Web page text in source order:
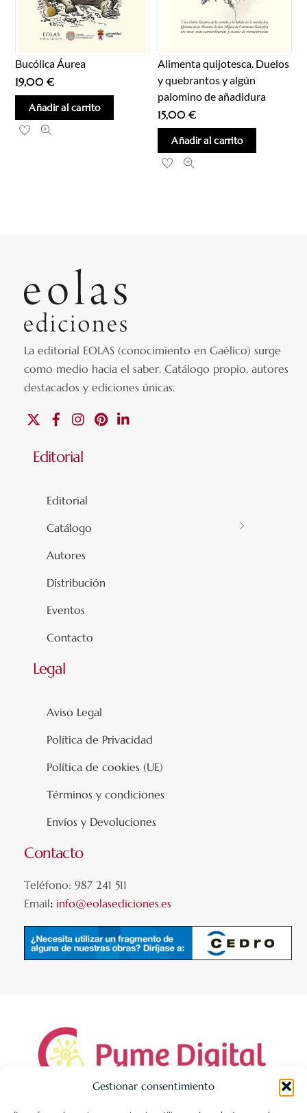
Gestionar consentimiento
Bucólica Áurea
19,00€
Añadir al carrito
Alimenta quijotesca. Duelos
y quebrantos y algún
palomino de añadidura
15,00€
Añadir al carrito
La editorial EOLAS (conocimiento en Gaélico) surge
como medio hacia el saber.Catálogo propio, autores
destacados y ediciones únicas.
FacebookInstagramPinterest
Editorial
Editorial
Catálogo
Autores
Distribución
Eventos
Contacto
Legal
Aviso Legal
Política de Privacidad
Política de cookies (UE)
Términos y condiciones
Envíos y Devoluciones
Contacto
Teléfono: 987 241 511
Email: info@eolasediciones.es